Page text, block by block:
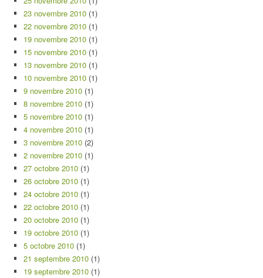
23 novembre 2010 (1)
22 novembre 2010 (1)
19 novembre 2010 (1)
15 novembre 2010 (1)
13 novembre 2010 (1)
10 novembre 2010 (1)
9 novembre 2010 (1)
8 novembre 2010 (1)
5 novembre 2010 (1)
4 novembre 2010 (1)
3 novembre 2010 (2)
2 novembre 2010 (1)
27 octobre 2010 (1)
26 octobre 2010 (1)
24 octobre 2010 (1)
22 octobre 2010 (1)
20 octobre 2010 (1)
19 octobre 2010 (1)
5 octobre 2010 (1)
21 septembre 2010 (1)
19 septembre 2010 (1)